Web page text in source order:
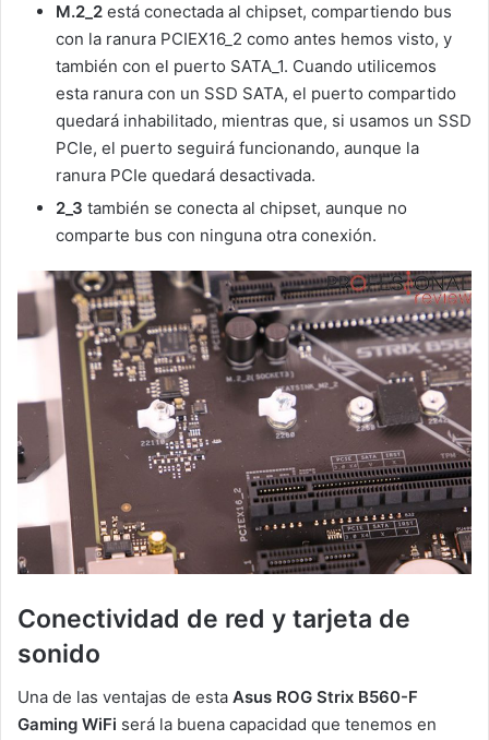
M.2_2 está conectada al chipset, compartiendo bus
con la ranura PCIEX16_2 como antes hemos visto, y
también con el puerto SATA_1. Cuando utilicemos
esta ranura con un SSD SATA, el puerto compartido
quedará inhabilitado, mientras que, si usamos un SSD
PCIe, el puerto seguirá funcionando, aunque la
ranura PCIe quedará desactivada.
2_3 también se conecta al chipset, aunque no
comparte bus con ninguna otra conexión.
Conectividad de red y tarjeta de
sonido
Una de las ventajas de esta Asus ROG Strix B560-F
Gaming WiFi será la buena capacidad que tenemos en